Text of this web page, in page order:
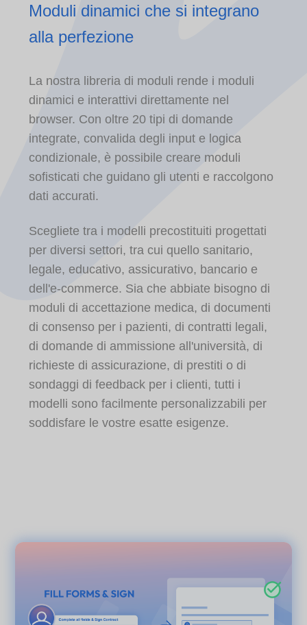
Moduli dinamici che si integrano
alla perfezione
La nostra libreria di moduli rende i moduli
dinamici e interattivi direttamente nel
browser. Con oltre 20 tipi di domande
integrate, convalida degli input e logica
condizionale, è possibile creare moduli
sofisticati che guidano gli utenti e raccolgono
dati accurati.
Scegliete tra i modelli precostituiti progettati
per diversi settori, tra cui quello sanitario,
legale, educativo, assicurativo, bancario e
dell'e-commerce. Sia che abbiate bisogno di
moduli di accettazione medica, di documenti
di consenso per i pazienti, di contratti legali,
di domande di ammissione all'università, di
richieste di assicurazione, di prestiti o di
sondaggi di feedback per i clienti, tutti i
modelli sono facilmente personalizzabili per
soddisfare le vostre esatte esigenze.